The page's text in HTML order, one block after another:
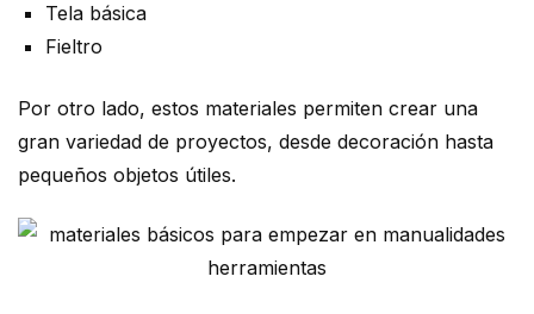
Tela básica
Fieltro
Por otro lado, estos materiales permiten crear una
gran variedad de proyectos, desde decoración hasta
pequeños objetos útiles.